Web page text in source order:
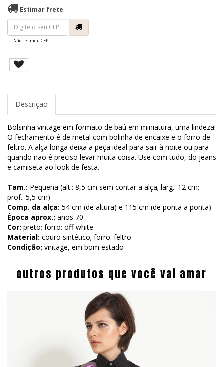
Estimar frete
Não sei meu CEP
Descrição
Bolsinha vintage em formato de baú em miniatura, uma lindeza!
O fechamento é de metal com bolinha de encaixe e o forro de
feltro. A alça longa deixa a peça ideal para sair à noite ou para
quando não é preciso levar muita coisa. Use com tudo, do jeans
e camiseta ao look de festa.
Tam.: Pequena (alt.: 8,5 cm sem contar a alça; larg.: 12 cm;
prof.: 5,5 cm)
Comp. da alça: 54 cm (de altura) e 115 cm (de ponta a ponta)
Época aprox.: anos 70
Cor: preto; forro: off-white
Material: couro sintético; forro: feltro
Condição: vintage, em bom estado
outros produtos que você vai amar